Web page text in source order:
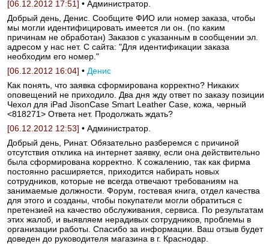
[06.12.2012 17:51] • Администратор.
Добрый день, Денис. Сообщите ФИО или номер заказа, чтобы
мы могли идентифицировать имеется ли он. (по каким
причинам не обработан) Заказов с указанным в сообщении эл.
адресом у нас нет. С сайта: "Для идентификации заказа
необходим его номер."
[06.12.2012 16:04] • Денис
Как понять, что заявка сформирована корректно? Никаких
оповещений не приходило. Два дня жду ответ по заказу позиции
Чехол для iPad JisonCase Smart Leather Case, кожа, черный
<818271> Ответа нет. Продолжать ждать?
[06.12.2012 12:53] • Администратор.
Добрый день, Ринат. Обязательно разберемся с причиной
отсутствия отклика на интернет заявку, если она действительно
была сформирована корректно. К сожалению, так как фирма
постоянно расширяется, приходится набирать новых
сотрудников, которые не всегда отвечают требованиям на
занимаемые должности. Форум, гостевая книга, отдел качества
для этого и созданы, чтобы покупатели могли обратиться с
претензией на качество обслуживания, сервиса. По результатам
этих жалоб, и выявляем нерадивых сотрудников, проблемы в
организации работы. Спасибо за информации. Ваш отзыв будет
доведен до руководителя магазина в г. Краснодар.